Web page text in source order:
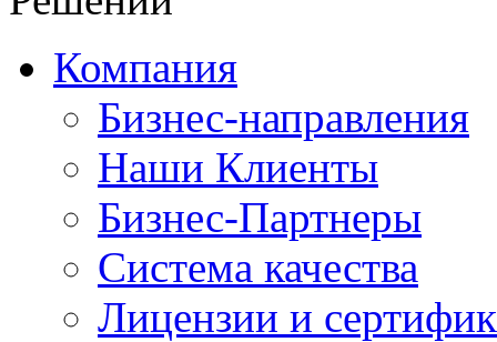
Компания
Бизнес-направления
Наши Клиенты
Бизнес-Партнеры
Система качества
Лицензии и